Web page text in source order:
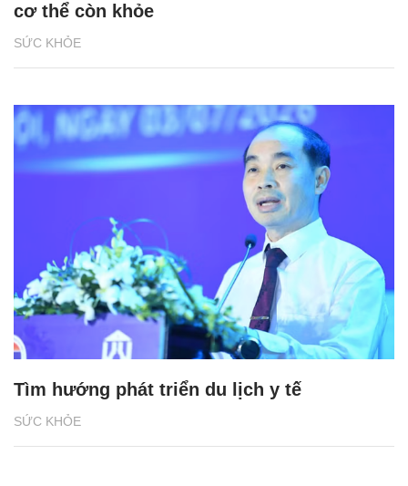
SỨC KHỎE
cơ thể còn khỏe
SỨC KHỎE
Tìm hướng phát triển du lịch y tế